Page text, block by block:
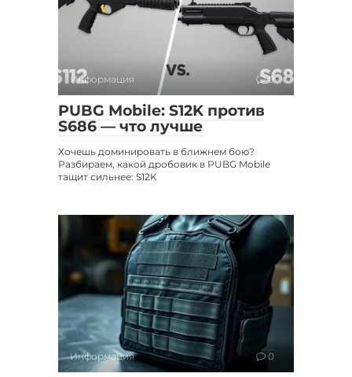
Информация 0
PUBG Mobile: S12K против
S686 — что лучше
Хочешь доминировать в ближнем бою?
Разбираем, какой дробовик в PUBG Mobile
тащит сильнее: S12K
Информация 0